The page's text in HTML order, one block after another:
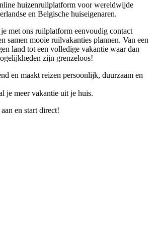
huizenruilplatform voor wereldwijde
en Belgische huiseigenaren.
met ons ruilplatform eenvoudig contact
samen mooie ruilvakanties plannen. Van een
land tot een volledige vakantie waar dan
zijn grenzeloos!
en maakt reizen persoonlijk, duurzaam en
je meer vakantie uit je huis.
en start direct!